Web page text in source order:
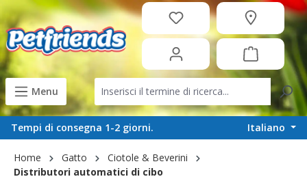
content
Menu
Tempi di consegna 1-2 giorni. Italiano
Home Gatto
Ciotole & Beverini
Distributori automatici di cibo